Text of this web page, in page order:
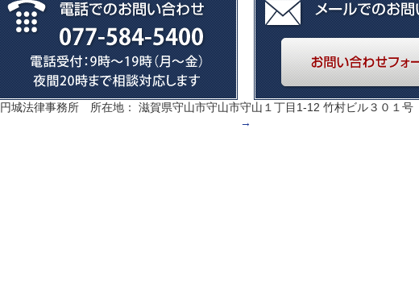
円城法律事務所 所在地： 滋賀県守山市守山市守山１丁目1-12 竹村ビル３０１号
→